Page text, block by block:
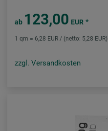
ab 123,00 EUR *
1 qm = 6,28 EUR / (netto: 5,28 EUR)
zzgl. Versandkosten